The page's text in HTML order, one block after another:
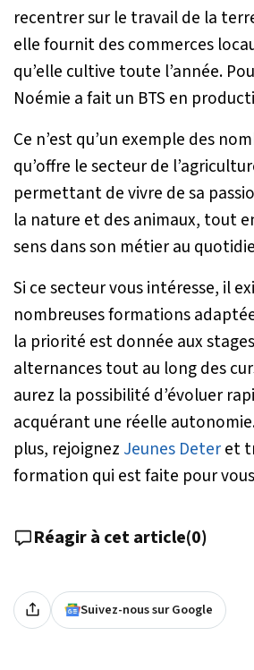
recentrer sur le travail de la
elle fournit des commerces
qu’elle cultive toute l’année.
Noémie a fait un BTS en
Ce n’est qu’un exemple des
qu’offre le secteur de
permettant de vivre de sa
la nature et des animaux, tout
sens dans son métier au
Si ce secteur vous intéresse, il
nombreuses formations
la priorité est donnée aux
alternances tout au long des
aurez la possibilité d’évoluer
acquérant une réelle
plus, rejoignez Jeunes Deteret
formation qui est faite pour
Réagir à cet article(0)
Suivez-nous sur Google